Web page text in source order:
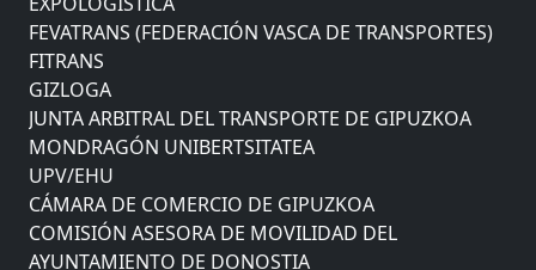
FEVATRANS (FEDERACIÓN VASCA DE TRANSPORTES)
FITRANS
GIZLOGA
JUNTA ARBITRAL DEL TRANSPORTE DE GIPUZKOA
MONDRAGÓN UNIBERTSITATEA
UPV/EHU
CÁMARA DE COMERCIO DE GIPUZKOA
COMISIÓN ASESORA DE MOVILIDAD DEL
AYUNTAMIENTO DE DONOSTIA